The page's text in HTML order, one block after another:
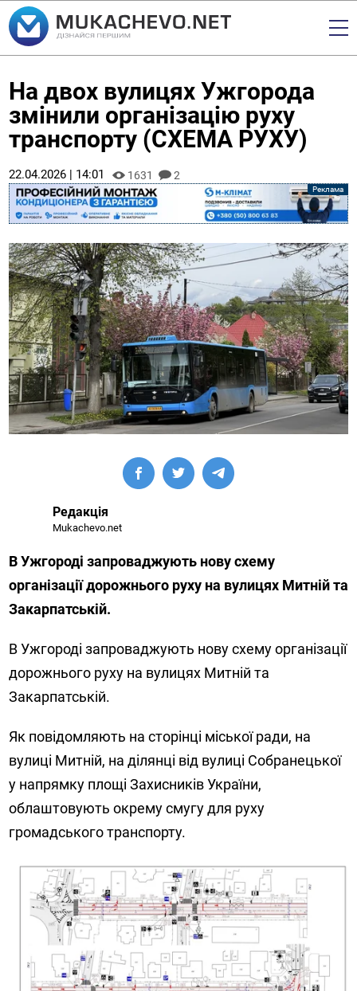
На двох вулицях Ужгорода
змінили організацію руху
транспорту (СХЕМА РУХУ)
22.04.2026 | 14:01 1631 2
Редакція
Mukachevo.net
В Ужгороді запроваджують нову схему
організації дорожнього руху на вулицях Митній та
Закарпатській.
В Ужгороді запроваджують нову схему організації
дорожнього руху на вулицях Митній та
Закарпатській.
Як повідомляють на сторінці міської ради, на
вулиці Митній, на ділянці від вулиці Собранецької
у напрямку площі Захисників України,
облаштовують окрему смугу для руху
громадського транспорту.